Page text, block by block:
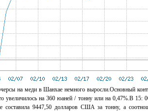
на меди в Шанхае немного выросли.Основный
увеличилось на 360 юаней / тонну или на 0,47%.В 15:
составила 9447,50 долларов США за тонну, а